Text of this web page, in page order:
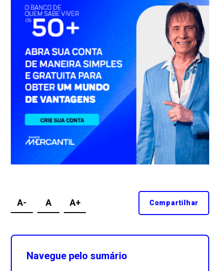
A- A A+ Compartilhar
Navegue pelo sumário